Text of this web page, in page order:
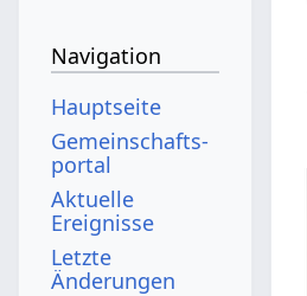
Navigation
Hauptseite
Gemeinschafts­
portal
Aktuelle
Ereignisse
Letzte
Änderungen